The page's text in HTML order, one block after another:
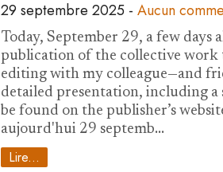
29 septembre 2025 - Aucun
Today, September 29, a few days
publication of the collective work
editing with my colleague—and
detailed presentation, including a
be found on the publisher’s
aujourd'hui 29 septemb…
Lire...